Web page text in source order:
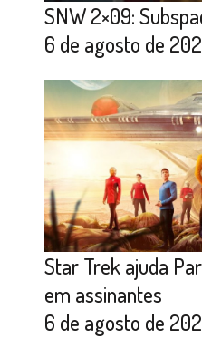
SNW 2×09:
6 de agosto de
Star Trek ajuda
em assinantes
6 de agosto de